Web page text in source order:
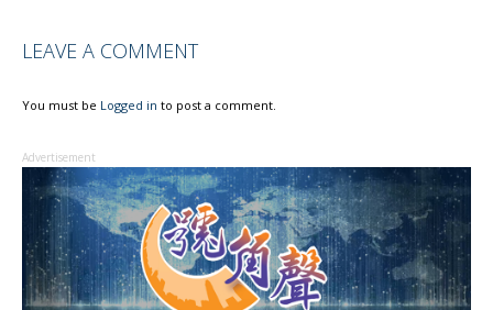
LEAVE A COMMENT
You must be Logged in to post a comment.
Advertisement